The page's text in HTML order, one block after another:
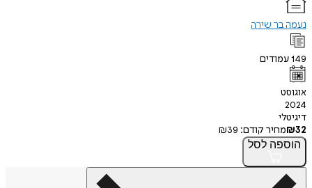
נעמה בר שירה
149עמודים
אוגוסט
2024
דיגיטלי
₪32 מחיר קודם: ₪39
הוספה לסל